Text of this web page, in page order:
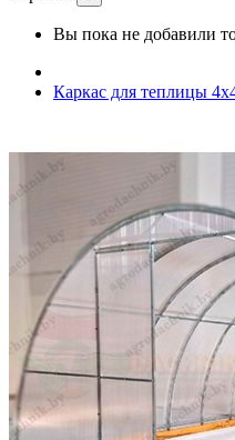
Вы пока не добавили
Каркас для теплицы